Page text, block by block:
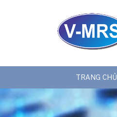
TRANG CHỦ